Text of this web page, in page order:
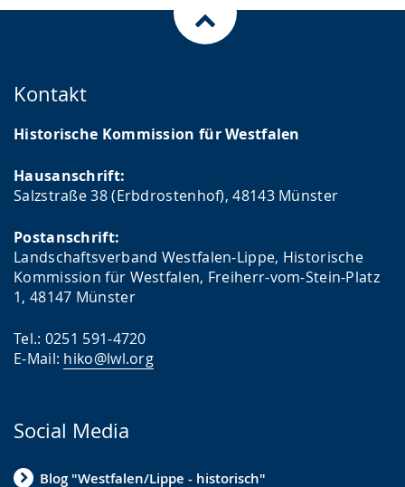
Kontakt
Historische Kommission für Westfalen
Hausanschrift:
Salzstraße 38 (Erbdrostenhof), 48143 Münster
Postanschrift:
Landschaftsverband Westfalen-Lippe, Historische
Kommission für Westfalen, Freiherr-vom-Stein-Platz
1, 48147 Münster
Tel.: 0251 591-4720
E-Mail: hiko@lwl.org
Social Media
Blog "Westfalen/Lippe - historisch"